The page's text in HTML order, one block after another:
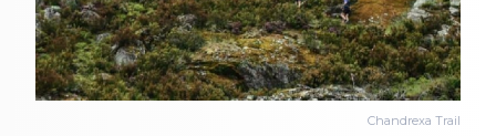
Chandrexa Trail